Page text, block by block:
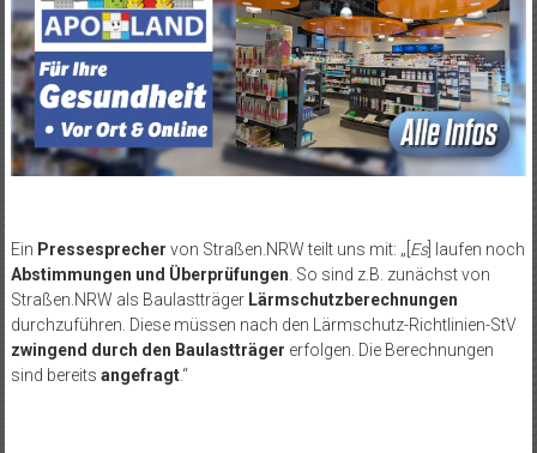
Ein Pressesprecher von Straßen.NRW teilt uns mit: „[ Es] laufen noch
Abstimmungen und Überprüfungen . So sind z.B. zunächst von
Straßen.NRW als Baulastträger Lärmschutzberechnungen
durchzuführen. Diese müssen nach den Lärmschutz-Richtlinien-StV
zwingend durch den Baulastträger erfolgen. Die Berechnungen
sind bereits angefragt.“